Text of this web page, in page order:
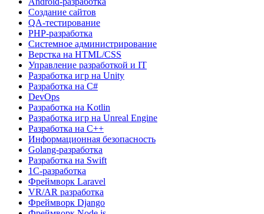
Создание сайтов
QA-тестирование
PHP-разработка
Системное администрирование
Верстка на HTML/CSS
Управление разработкой и IT
Разработка игр на Unity
Разработка на C#
DevOps
Разработка на Kotlin
Разработка игр на Unreal Engine
Разработка на C++
Информационная безопасность
Golang-разработка
Разработка на Swift
1C-разработка
Фреймворк Laravel
VR/AR разработка
Фреймворк Django